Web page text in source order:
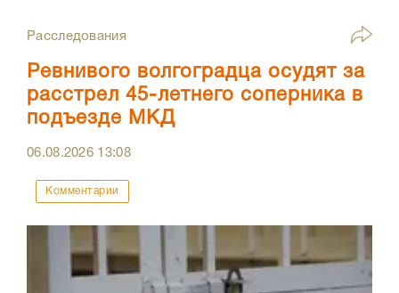
Расследования
Ревнивого волгоградца осудят за
расстрел 45-летнего соперника в
подъезде МКД
06.08.2026 13:08
Комментарии